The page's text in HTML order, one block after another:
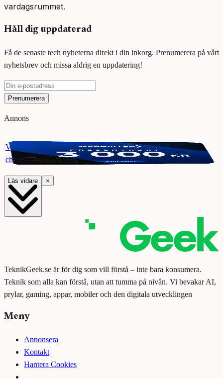
vardagsrummet.
Håll dig uppdaterad
Få de senaste tech nyheterna direkt i din inkorg. Prenumerera på vårt
nyhetsbrev och missa aldrig en uppdatering!
Prenumerera
Annons
Vinn ett presentkort på Webhallen. Delta i vår giveaway för
chansen att vinna 3000 kr.
Läs vidare ×
TeknikGeek.se är för dig som vill förstå – inte bara konsumera.
Teknik som alla kan förstå, utan att tumma på nivån. Vi bevakar AI,
prylar, gaming, appar, mobiler och den digitala utvecklingen
Meny
Annonsera
Kontakt
Hantera Cookies